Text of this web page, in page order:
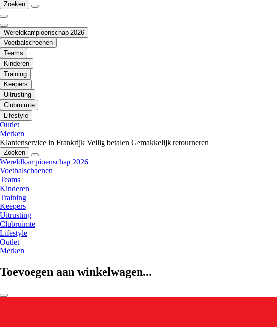
Zoeken
Wereldkampioenschap 2026
Voetbalschoenen
Teams
Kinderen
Training
Keepers
Uitrusting
Clubruimte
Lifestyle
Outlet
Merken
Klantenservice in Frankrijk Veilig betalen Gemakkelijk retourneren
Zoeken
Wereldkampioenschap 2026
Voetbalschoenen
Teams
Kinderen
Training
Keepers
Uitrusting
Clubruimte
Lifestyle
Outlet
Merken
Toevoegen aan winkelwagen...